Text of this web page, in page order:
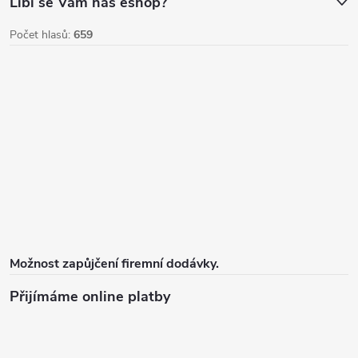
Počet hlasů: 659
Možnost zapůjčení firemní dodávky.
Přijímáme online platby